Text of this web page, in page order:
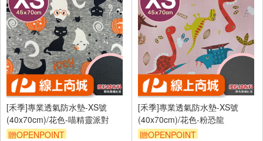
[禾季]專業透氣防水墊-XS號
(40x70cm)/花色-喵精靈派對
贈OPENPOINT
[禾季]專業透氣防水墊-XS號
(40x70cm)/花色-粉恐龍
贈OPENPOINT